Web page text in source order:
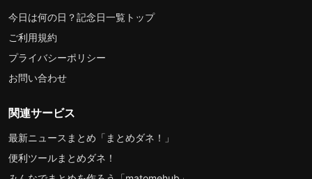
今日は何の日？記念日一覧トップ
ご利用規約
プライバシーポリシー
お問い合わせ
関連サービス
最新ニュースまとめ「まとめダネ！」
便利ツールまとめダネ！